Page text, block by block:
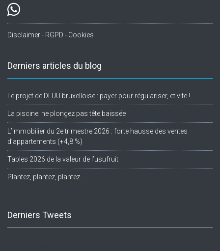
Disclaimer - RGPD - Cookies
Derniers articles du blog
Le projet de DLUU bruxelloise : payer pour régulariser, et vite !
La piscine: ne plongez pas tête baissée
L’immobilier du 2e trimestre 2026 : forte hausse des ventes
d’appartements (+4,8 %)
Tables 2026 de la valeur de l’usufruit
Plantez, plantez, plantez…
Derniers Tweets